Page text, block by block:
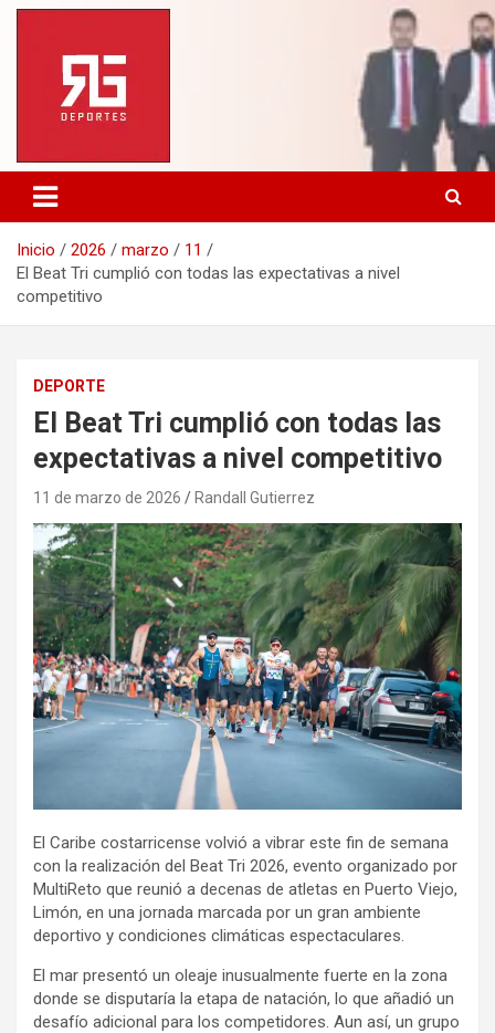
Saltar
contenido
Inicio 2026 marzo
11
El Beat Tri cumplió con todas las expectativas a nivel
competitivo
DEPORTE
El Beat Tri cumplió con todas las
expectativas a nivel competitivo
11 de marzo de 2026 Randall Gutierrez
El Caribe costarricense volvió a vibrar este fin de semana
con la realización del Beat Tri 2026, evento organizado por
MultiReto que reunió a decenas de atletas en Puerto Viejo,
Limón, en una jornada marcada por un gran ambiente
deportivo y condiciones climáticas espectaculares.
El mar presentó un oleaje inusualmente fuerte en la zona
donde se disputaría la etapa de natación, lo que añadió un
desafío adicional para los competidores. Aun así, un grupo